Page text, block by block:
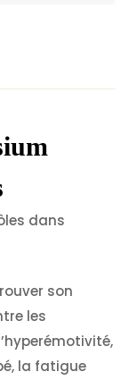
dans
son
les
la fatigue